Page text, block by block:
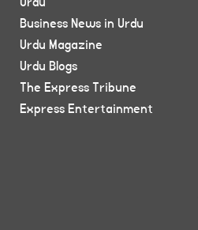
Business News in Urdu
Urdu Magazine
Urdu Blogs
The Express Tribune
Express Entertainment